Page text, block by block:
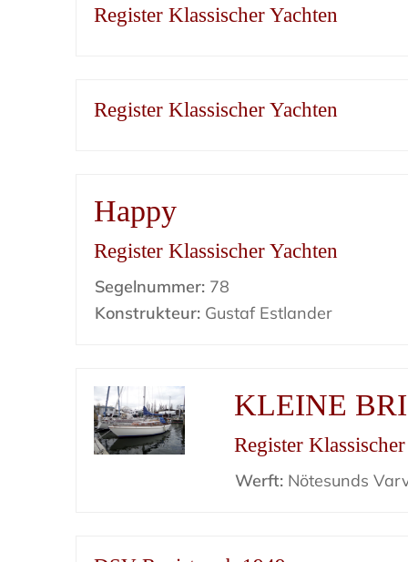
Register Klassischer Yachten
Register Klassischer Yachten
Happy
Register Klassischer Yachten
Segelnummer: 78
Konstrukteur: Gustaf Estlander
KLEINE
Register
Werft: Nötesunds